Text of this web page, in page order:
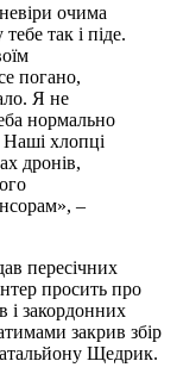
очима
так і піде.
погано,
Я не
нормально
Наші хлопці
дронів,
–
пересічних
просить про
і закордонних
закрив збір
Щедрик.